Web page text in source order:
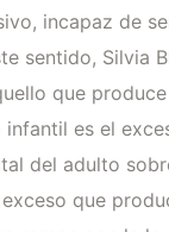
incapaz de
sentido, Silvia
que
infantil es el
del adulto
que